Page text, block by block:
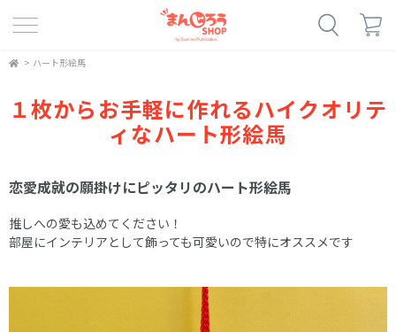
> ハート形絵馬
１枚からお手軽に作れるハイクオリテ
ィなハート形絵馬
恋愛成就の願掛けにピッタリのハート形絵馬
推しへの愛も込めてください！
部屋にインテリアとして飾っても可愛いので特にオススメです